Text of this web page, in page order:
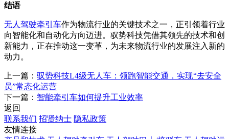
结语
无人驾驶牵引车作为物流行业的关键技术之一，正引领着行业
向智能化和自动化方向迈进。驭势科技凭借其领先的技术和创
新能力，正在推动这一变革，为未来物流行业的发展注入新的
动力。
上一篇： 驭势科技L4级无人车：领跑智能交通，实现“去安全
员”常态化运营
下一篇： 智能牵引车如何提升工业效率
返回
联系我们 招贤纳士 隐私政策
友情连接